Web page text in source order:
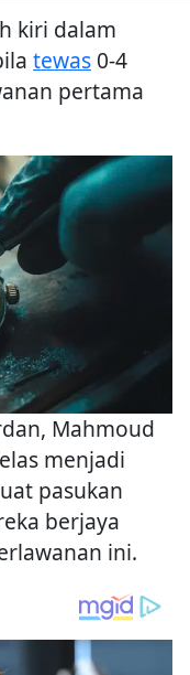
kiri dalam
tewas 0-4
pertama
Mahmoud
menjadi
pasukan
berjaya
ini.